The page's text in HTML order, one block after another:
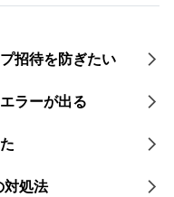
招待を防ぎたい
ラーが出る
対処法